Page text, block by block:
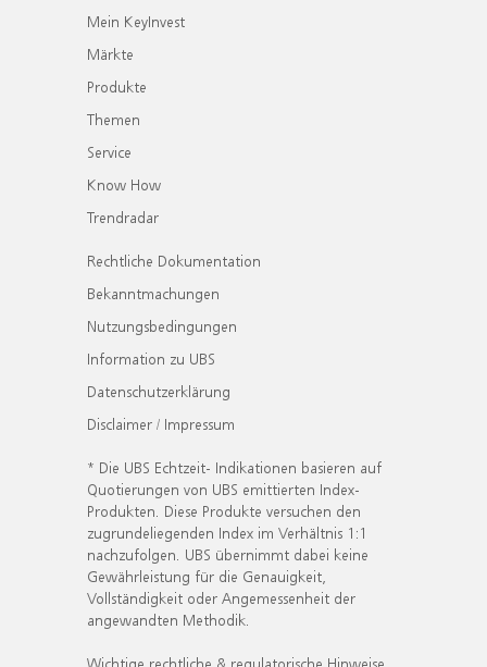
Mein KeyInvest
Märkte
Produkte
Themen
Service
Know How
Trendradar
Rechtliche Dokumentation
Bekanntmachungen
Nutzungsbedingungen
Information zu UBS
Datenschutzerklärung
Disclaimer / Impressum
* Die UBS Echtzeit- Indikationen basieren auf
Quotierungen von UBS emittierten Index-
Produkten. Diese Produkte versuchen den
zugrundeliegenden Index im Verhältnis 1:1
nachzufolgen. UBS übernimmt dabei keine
Gewährleistung für die Genauigkeit,
Vollständigkeit oder Angemessenheit der
angewandten Methodik.